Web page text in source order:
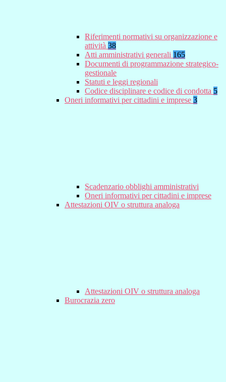
Riferimenti normativi su organizzazione e
attività 38
Atti amministrativi generali 165
Documenti di programmazione strategico-
gestionale
Statuti e leggi regionali
Codice disciplinare e codice di condotta 5
Oneri informativi per cittadini e imprese 3
Scadenzario obblighi amministrativi
Oneri informativi per cittadini e imprese
Attestazioni OIV o struttura analoga
Attestazioni OIV o struttura analoga
Burocrazia zero